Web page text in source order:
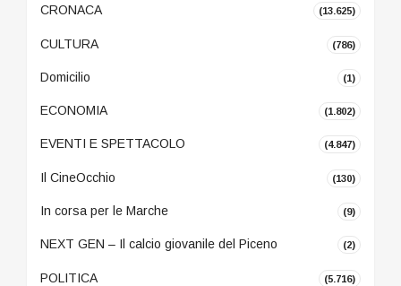
CRONACA (13.625)
CULTURA (786)
Domicilio (1)
ECONOMIA (1.802)
EVENTI E SPETTACOLO (4.847)
Il CineOcchio (130)
In corsa per le Marche (9)
NEXT GEN – Il calcio giovanile del Piceno (2)
POLITICA (5.716)